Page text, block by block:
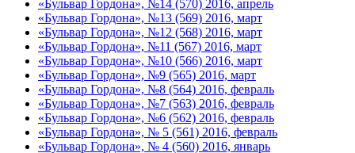
«Бульвар Гордона», №14 (570) 2016, апрель
«Бульвар Гордона», №13 (569) 2016, март
«Бульвар Гордона», №12 (568) 2016, март
«Бульвар Гордона», №11 (567) 2016, март
«Бульвар Гордона», №10 (566) 2016, март
«Бульвар Гордона», №9 (565) 2016, март
«Бульвар Гордона», №8 (564) 2016, февраль
«Бульвар Гордона», №7 (563) 2016, февраль
«Бульвар Гордона», №6 (562) 2016, февраль
«Бульвар Гордона», № 5 (561) 2016, февраль
«Бульвар Гордона», № 4 (560) 2016, январь